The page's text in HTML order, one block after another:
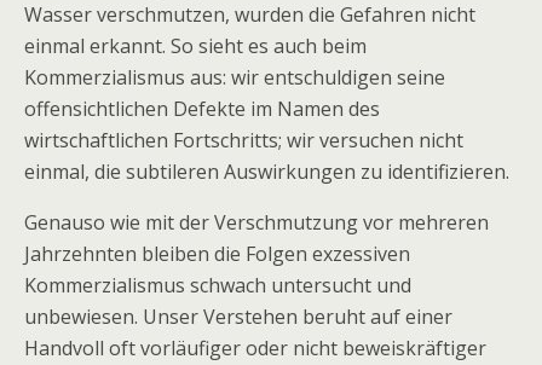
Wasser verschmutzen, wurden die Gefahren nicht
einmal erkannt. So sieht es auch beim
Kommerzialismus aus: wir entschuldigen seine
offensichtlichen Defekte im Namen des
wirtschaftlichen Fortschritts; wir versuchen nicht
einmal, die subtileren Auswirkungen zu identifizieren.
Genauso wie mit der Verschmutzung vor mehreren
Jahrzehnten bleiben die Folgen exzessiven
Kommerzialismus schwach untersucht und
unbewiesen. Unser Verstehen beruht auf einer
Handvoll oft vorläufiger oder nicht beweiskräftiger